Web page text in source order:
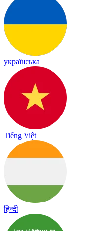
українська
Tiếng Việt
हिन्दी